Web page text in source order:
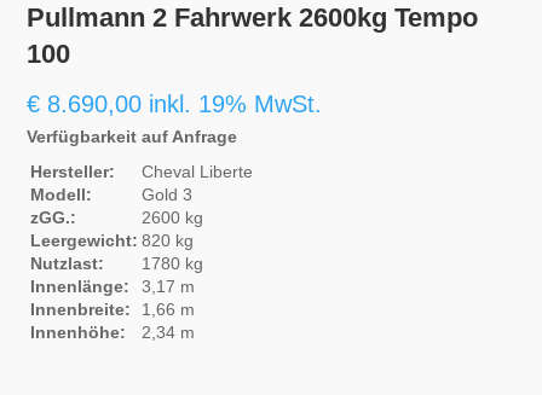
Pullmann 2 Fahrwerk 2600kg Tempo
100
€ 8.690,00 inkl. 19% MwSt.
Verfügbarkeit auf Anfrage
Hersteller:
Cheval Liberte
Modell:
Gold 3
zGG.:
2600 kg
Leergewicht: 820 kg
Nutzlast:
1780 kg
Innenlänge:
3,17 m
Innenbreite:
1,66 m
Innenhöhe:
2,34 m